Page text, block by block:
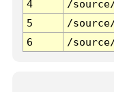
4
/
5
/
6
/